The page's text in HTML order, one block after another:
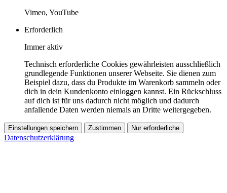
Vimeo, YouTube
Erforderlich
Immer aktiv
Technisch erforderliche Cookies gewährleisten ausschließlich
grundlegende Funktionen unserer Webseite. Sie dienen zum
Beispiel dazu, dass du Produkte im Warenkorb sammeln oder
dich in dein Kundenkonto einloggen kannst. Ein Rückschluss
auf dich ist für uns dadurch nicht möglich und dadurch
anfallende Daten werden niemals an Dritte weitergegeben.
Einstellungen speichern Zustimmen Nur erforderliche
Datenschutzerklärung